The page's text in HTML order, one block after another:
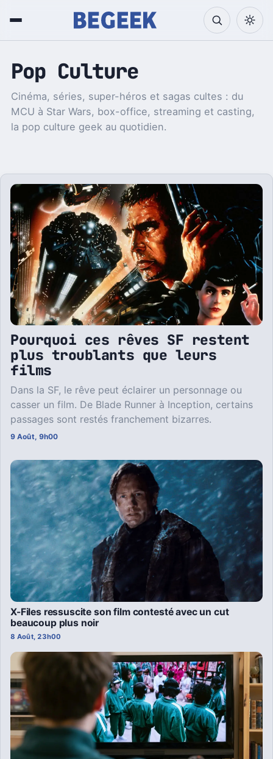
Pop Culture
Cinéma, séries, super-héros et sagas cultes : du
MCU à Star Wars, box-office, streaming et casting,
la pop culture geek au quotidien.
Pourquoi ces rêves SF restent
plus troublants que leurs
films
Dans la SF, le rêve peut éclairer un personnage ou
casser un film. De Blade Runner à Inception, certains
passages sont restés franchement bizarres.
9 Août, 9h00
X-Files ressuscite son film contesté avec un cut
beaucoup plus noir
8 Août, 23h00